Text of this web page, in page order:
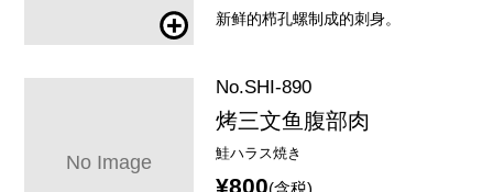
新鲜的栉孔螺制成的刺身。
No.SHI-890
烤三文鱼腹部肉
鮭ハラス焼き
¥800